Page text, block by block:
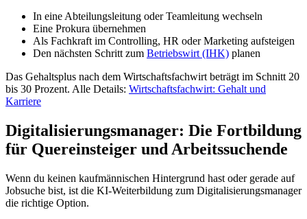
In eine Abteilungsleitung oder Teamleitung wechseln
Eine Prokura übernehmen
Als Fachkraft im Controlling, HR oder Marketing aufsteigen
Den nächsten Schritt zum Betriebswirt (IHK) planen
Das Gehaltsplus nach dem Wirtschaftsfachwirt beträgt im Schnitt 20
bis 30 Prozent. Alle Details: Wirtschaftsfachwirt: Gehalt und
Karriere
Digitalisierungsmanager: Die Fortbildung
für Quereinsteiger und Arbeitssuchende
Wenn du keinen kaufmännischen Hintergrund hast oder gerade auf
Jobsuche bist, ist die KI-Weiterbildung zum Digitalisierungsmanager
die richtige Option.